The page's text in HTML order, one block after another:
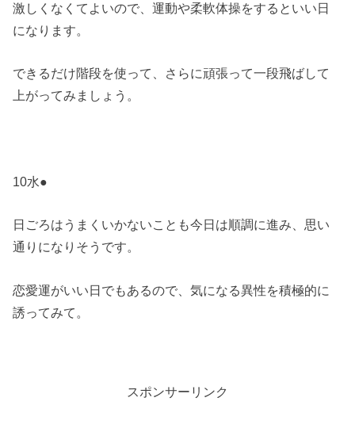
激しくなくてよいので、運動や柔軟体操をするといい日
になります。
できるだけ階段を使って、さらに頑張って一段飛ばして
上がってみましょう。
10水●
日ごろはうまくいかないことも今日は順調に進み、思い
通りになりそうです。
恋愛運がいい日でもあるので、気になる異性を積極的に
誘ってみて。
スポンサーリンク